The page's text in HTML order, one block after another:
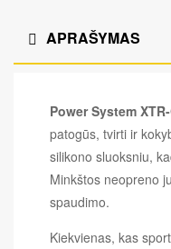
APRAŠYMAS
Power System
patogūs, tvirti ir
silikono sluoksniu,
Minkštos neopreno
spaudimo.
Kiekvienas, kas